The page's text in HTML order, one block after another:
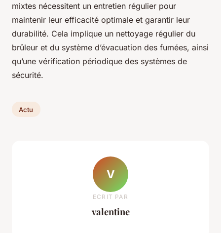
mixtes nécessitent un entretien régulier pour
maintenir leur efficacité optimale et garantir leur
durabilité. Cela implique un nettoyage régulier du
brûleur et du système d’évacuation des fumées, ainsi
qu’une vérification périodique des systèmes de
sécurité.
Actu
V
ECRIT PAR
valentine